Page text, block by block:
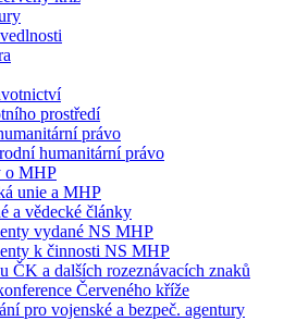
prostředí
právo
humanitární právo
o MHP
unie a MHP
a vědecké články
vydané NS MHP
k činnosti NS MHP
ČK a dalších rozeznávacích znaků
Červeného kříže
pro vojenské a bezpeč. agentury